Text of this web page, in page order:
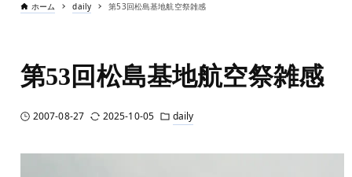
ホーム daily 第53回松島基地航空祭雑感
第53回松島基地航空祭雑感
2007-08-27 2025-10-05 daily